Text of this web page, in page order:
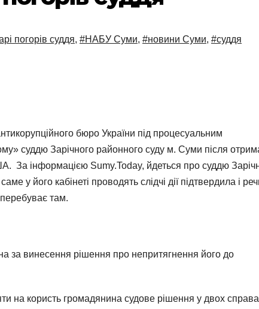
погорів суддя, #НАБУ Суми, #новини Суми, #суддя
бюро України під процесуальним
суддю Зарічного районного суду м. Суми після
За інформацією Sumy.Today, йдеться про суддю
його кабінеті проводять слідчі дії підтвердила і
там.
за винесення рішення про непритягнення його до
на користь громадянина судове рішення у двох